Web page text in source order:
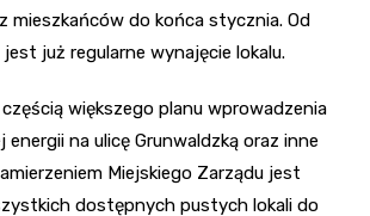
mieszkańców do końca stycznia. Od
już regularne wynajęcie lokalu.
większego planu wprowadzenia
na ulicę Grunwaldzką oraz inne
Miejskiego Zarządu jest
dostępnych pustych lokali do